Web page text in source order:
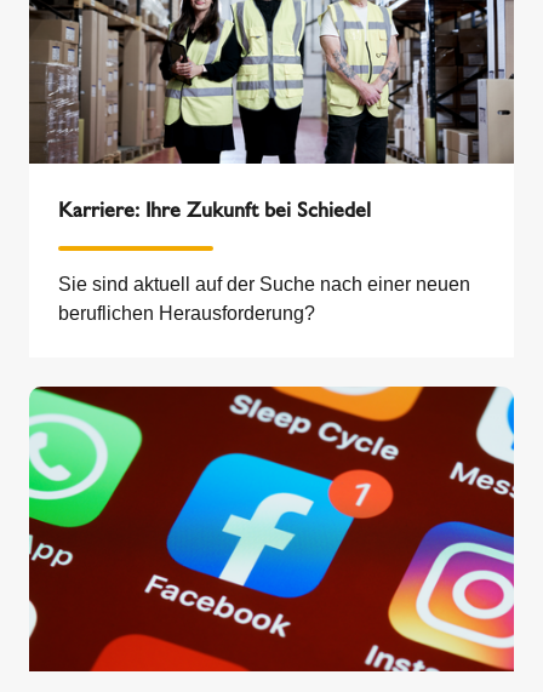
Karriere: Ihre Zukunft bei Schiedel
Sie sind aktuell auf der Suche nach einer neuen
beruflichen Herausforderung?